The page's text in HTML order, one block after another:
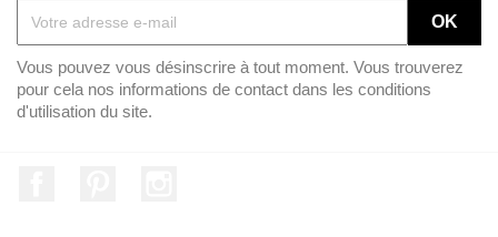
Vous pouvez vous désinscrire à tout moment. Vous trouverez
pour cela nos informations de contact dans les conditions
d'utilisation du site.